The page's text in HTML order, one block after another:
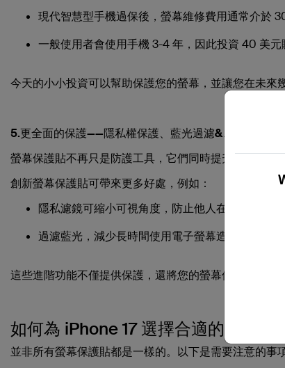
現代智慧型手機過保後，螢幕維修費用通常介於
一般使用者會使用手機 3-4 年，因此投資 40 美元
今天的小小投資可以幫助保護您的螢幕，並讓您在未來
5.更全面的保護——隱私權保護、藍光過濾&、眩光控制
螢幕保護貼不再只是防護工具，它們同時提升了您的舒
創新螢幕保護貼可帶來更多好處，例如：
隱私濾鏡可縮小可視角度，防止他人在公共場所從
過濾藍光 ，減少長時間使用電子螢幕造成的眼睛疲
這些進階功能不僅提供保護，還將您的螢幕保護貼升
如何為 iPhone 17 選擇合適的螢幕保
並非所有螢幕保護貼都是一樣的。以下是需要注意的事